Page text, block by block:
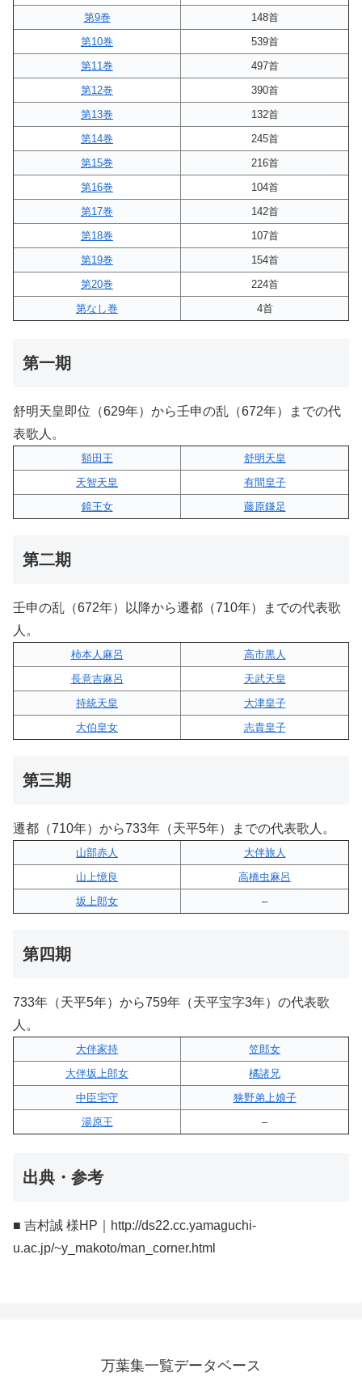
第9巻
148首
第10巻
539首
第11巻
497首
第12巻
390首
第13巻
132首
第14巻
245首
第15巻
216首
第16巻
104首
第17巻
142首
第18巻
107首
第19巻
154首
第20巻
224首
第なし巻
4首
第一期
舒明天皇即位（629年）から壬申の乱（672年）までの代
表歌人。
額田王
舒明天皇
天智天皇
有間皇子
鏡王女
藤原鎌足
第二期
壬申の乱（672年）以降から遷都（710年）までの代表歌
人。
柿本人麻呂
高市黒人
長意吉麻呂
天武天皇
持統天皇
大津皇子
大伯皇女
志貴皇子
第三期
遷都（710年）から733年（天平5年）までの代表歌人。
山部赤人
大伴旅人
山上憶良
高橋虫麻呂
坂上郎女
–
第四期
733年（天平5年）から759年（天平宝字3年）の代表歌
人。
大伴家持
笠郎女
大伴坂上郎女
橘諸兄
中臣宅守
狭野弟上娘子
湯原王
–
出典・参考
■ 吉村誠 様HP｜http://ds22.cc.yamaguchi-
u.ac.jp/~y_makoto/man_corner.html
万葉集一覧データベース